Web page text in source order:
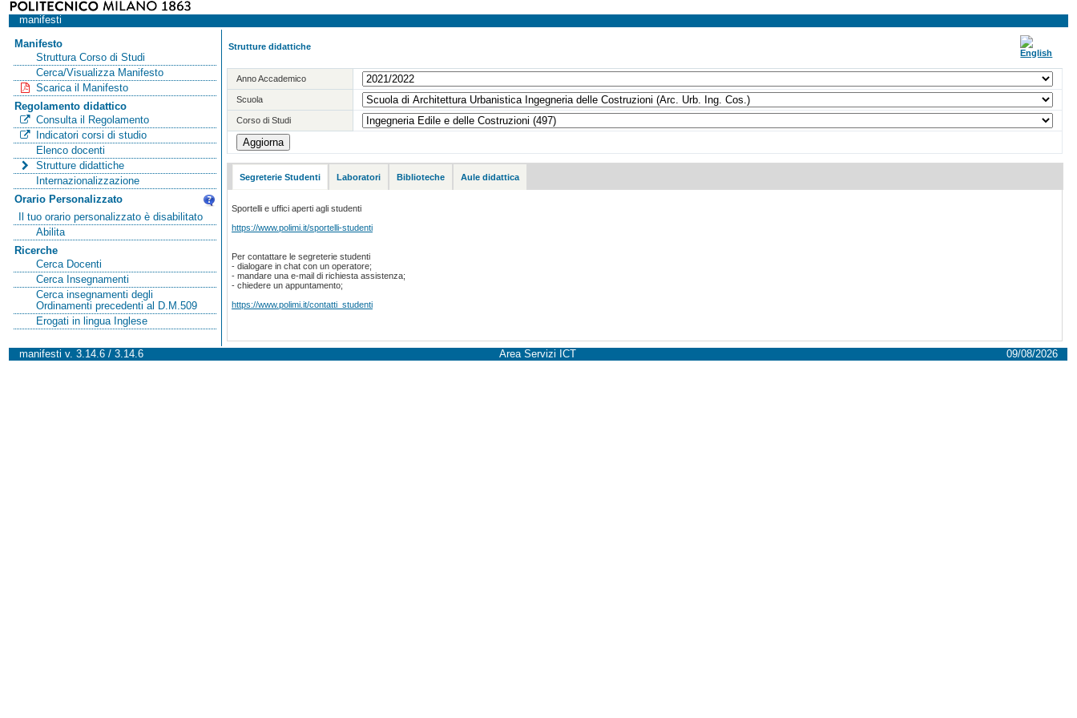
manifesti
Manifesto
Struttura Corso di Studi
Cerca/Visualizza Manifesto
Scarica il Manifesto
Regolamento didattico
Consulta il Regolamento
Indicatori corsi di studio
Elenco docenti
Strutture didattiche
Internazionalizzazione
Orario Personalizzato
Il tuo orario personalizzato è disabilitato
Abilita
Ricerche
Cerca Docenti
Cerca Insegnamenti
Cerca insegnamenti degli
Ordinamenti precedenti al D.M.509
Erogati in lingua Inglese
Strutture didattiche
Anno Accademico
Scuola
Corso di Studi
Segreterie Studenti Laboratori Biblioteche Aule didattica
Sportelli e uffici aperti agli studenti
https://www.polimi.it/sportelli-studenti
Per contattare le segreterie studenti
- dialogare in chat con un operatore;
- mandare una e-mail di richiesta assistenza;
- chiedere un appuntamento;
https://www.polimi.it/contatti_studenti
manifesti v. 3.14.6 / 3.14.6 Area Servizi ICT 09/08/2026